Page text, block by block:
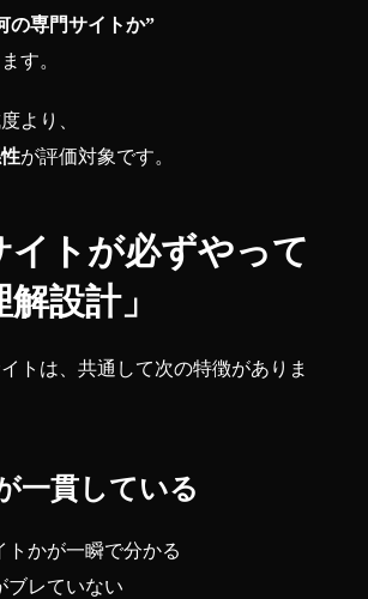
の専門サイトか”
す。
より、
が評価対象です。
イトが必ずやって
設計」
トは、共通して次の特徴がありま
一貫している
トかが一瞬で分かる
ブレていない